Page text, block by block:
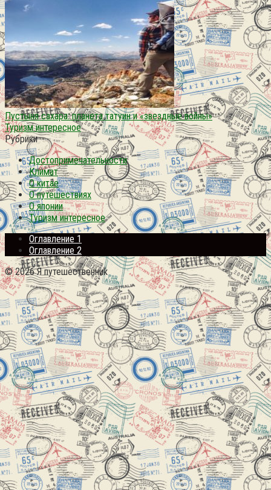
Пустыня сахара: планета татуин и «звездные войны»
Туризм интересное
Рубрики
Достопримечательности
Климат
О китае
О путешествиях
О японии
Туризм интересное
Оглавление 1
Оглавление 2
© 2026 Я путешественник